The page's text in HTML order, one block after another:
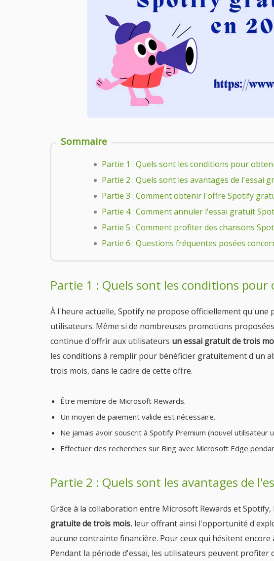
Sommaire
Partie 1 : Quels sont les conditions pour
Partie 2 : Quels sont les avantages de l'essai
Partie 3 : Comment obtenir l'offre Spotify
Partie 4 : Comment annuler l'essai gratuit
Partie 5 : Comment profiter des chansons
Partie 6 : Questions fréquentes posées
Partie 1 : Quels sont les conditions
À l'heure actuelle, Spotify ne propose officiellement qu'une
utilisateurs. Même si de nombreuses promotions
continue d'offrir aux utilisateurs un essai gratuit de trois
les conditions à remplir pour bénéficier gratuitement d'un
trois mois, dans le cadre de cette offre.
Être membre de Microsoft Rewards.
Un moyen de paiement valide est nécessaire.
Ne jamais avoir souscrit à Spotify Premium (nouvel utilisateur
Effectuer des recherches sur Bing avec Microsoft Edge
Partie 2 : Quels sont les avantages de
Grâce à la collaboration entre Microsoft Rewards et
gratuite de trois mois, leur offrant ainsi l'opportunité
aucune contrainte financière. Pour ceux qui hésitent
Pendant la période d'essai, les utilisateurs peuvent